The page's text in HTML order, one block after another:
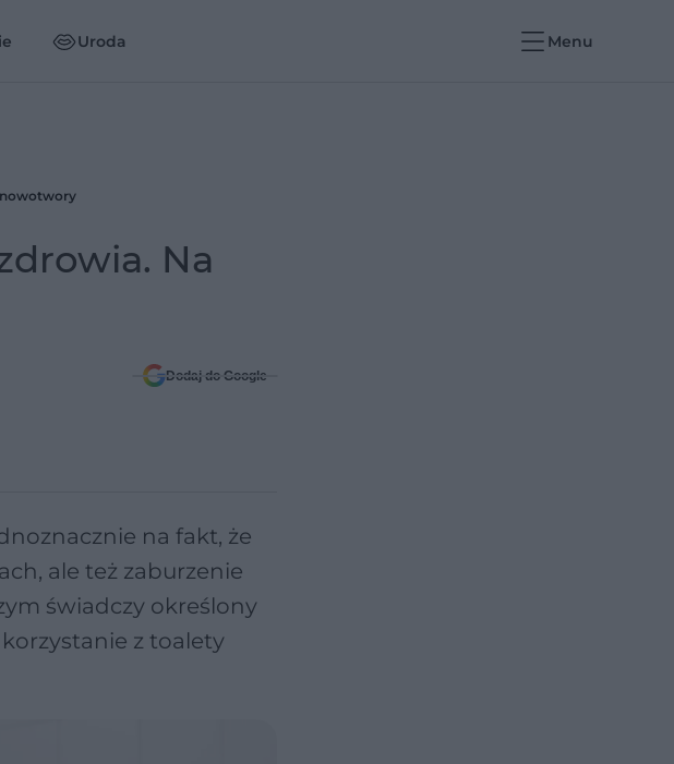
Uroda Menu
nowotwory
Na
Dodaj do Google
na fakt, że
ale też zaburzenie
świadczy określony
z toalety